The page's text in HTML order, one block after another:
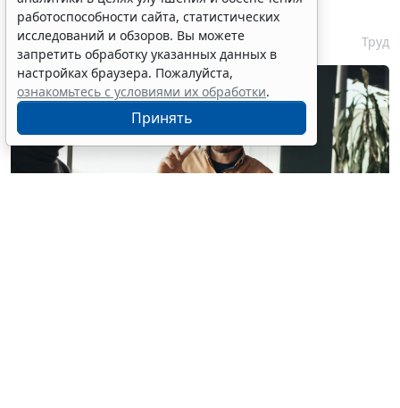
на рабочем месте
7 августа 2026 17:11 Труд
работоспособности сайта, статистических
исследований и обзоров. Вы можете
запретить обработку указанных данных в
настройках браузера. Пожалуйста,
ознакомьтесь с условиями их обработки.
Принять